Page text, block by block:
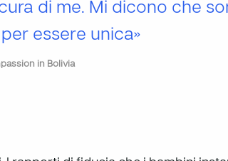
di me. Mi dicono che
essere unica»
in Bolivia